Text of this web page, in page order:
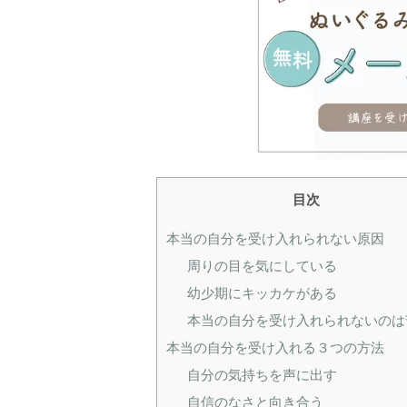
目次
本当の自分を受け入れられない原因
周りの目を気にしている
幼少期にキッカケがある
本当の自分を受け入れられないの
本当の自分を受け入れる３つの方法
自分の気持ちを声に出す
自信のなさと向き合う